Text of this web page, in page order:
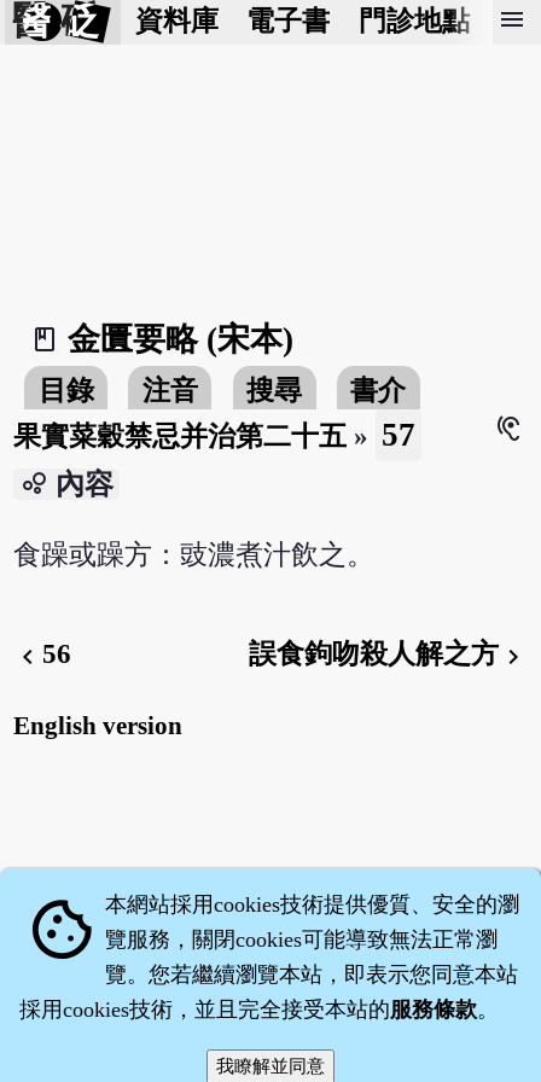
醫 砭 資料庫 電子書 門診地點 預
menu
book_2
金匱要略 (宋本)
目錄 注音 搜尋
書介
果實菜穀禁忌并治第二十五 » 57
hearing
bubble_chart 內容
食躁或躁方：豉濃煮汁飲之。
chevron_left 56 誤食鉤吻殺人解之方chevron_right
English version
‧沈藥子©2008～2026
cookie 本網站採用cookies技術提供優質、安全的瀏
覽服務，關閉cookies可能導致無法正常瀏
覽。您若繼續瀏覽本站，即表示您同意本站
採用cookies技術，並且完全接受本站的服務條款。